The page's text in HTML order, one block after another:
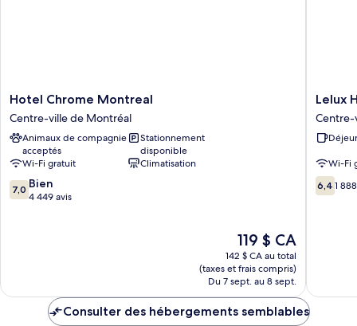
Hotel
Chrome
Montreal
Centre-
ville
de
Montréal
Hotel Chrome Montreal
Centre-ville de Montréal
Animaux de compagnie
acceptés
Stationnement
disponible
Wi-Fi gratuit
Climatisation
7.0
sur
7,0 Bien
4 449 avis
Le
prix
est
de
119 $ CA
119 $ CA
142 $ CA au total
(taxes et frais compris)
Du 7 sept. au 8 sept.
Lelux
Hotel
Centre-
ville
Lelux
Centre-
Wi-Fi
6.4
sur
6,4 1
Consulter des hébergements semblables